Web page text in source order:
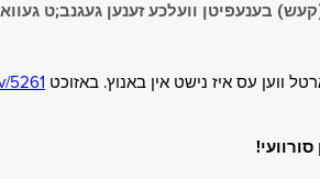
5261